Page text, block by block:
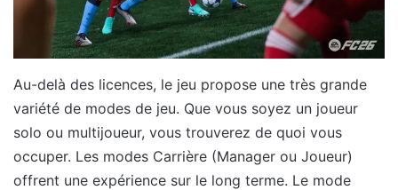
Au-delà des licences, le jeu propose une très grande
variété de modes de jeu. Que vous soyez un joueur
solo ou multijoueur, vous trouverez de quoi vous
occuper. Les modes Carrière (Manager ou Joueur)
offrent une expérience sur le long terme. Le mode